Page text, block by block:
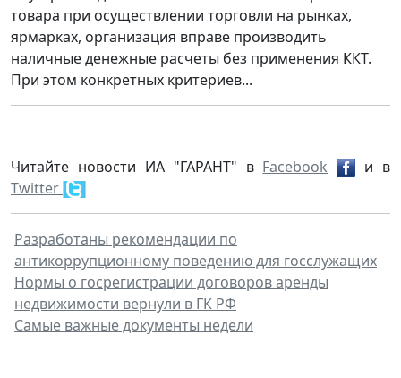
товара при осуществлении торговли на рынках,
ярмарках, организация вправе производить
наличные денежные расчеты без применения ККТ.
При этом конкретных критериев...
Читайте новости ИА "ГАРАНТ" в Facebook
и в
Twitter
Разработаны рекомендации по
антикоррупционному поведению для госслужащих
Нормы о госрегистрации договоров аренды
недвижимости вернули в ГК РФ
Самые важные документы недели